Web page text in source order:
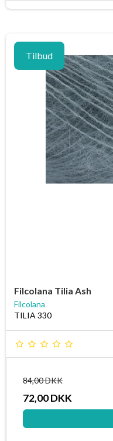
Tilbud
Filcolana Tilia Ash
Filcolana
TILIA 330
84,00 DKK
72,00 DKK